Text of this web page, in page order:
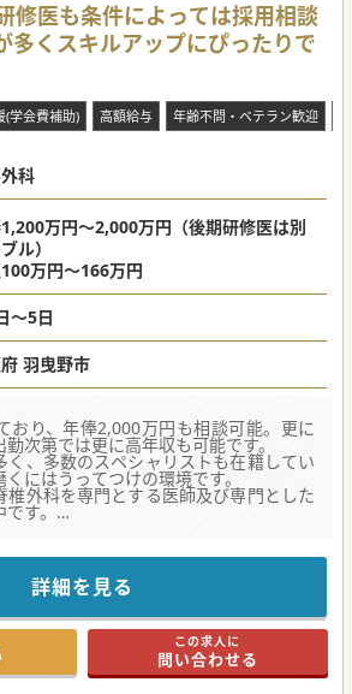
修医も条件によっては採用相談
多くスキルアップにぴったりで
(学会費補助) 高額給与 年齢不問・ベテラン歓迎
科
万円～2,000万円（後期研修医は別
ル）
万円～166万円
～5日
大阪府 羽曳野市
り、年俸2,000万円も相談可能。更に
勤次第では更に高年収も可能です。
、多数のスペシャリストも在籍してい
くにはうってつけの環境です。
外科を専門とする医師及び専門とした
です。
年度以前に日本整形外科学会入会済みの
旧専門医制度適応にて採用可能です。
学医局に属した医師のローテート研修に
当院に入職しても現状では専門医取得で
を目的にぜず、
詳細を見る
この求人に
問い合わせる